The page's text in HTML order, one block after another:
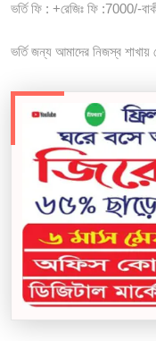
ভর্তি ফি : +রেজিঃ ফি :7000/-
ভর্তি জন্য আমাদের নিজস্ব